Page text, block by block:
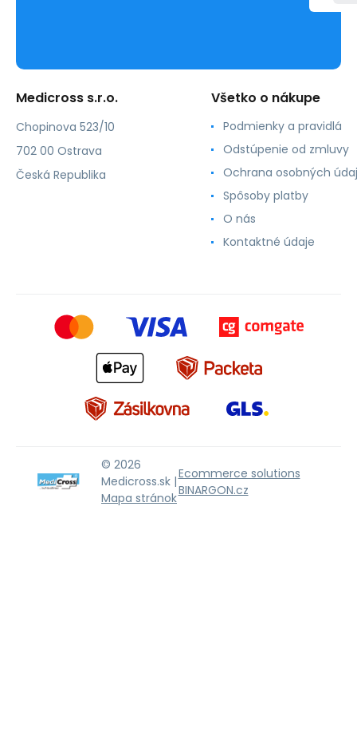
Medicross s.r.o.
Chopinova 523/10
702 00 Ostrava
Česká Republika
Všetko o nákupe
Podmienky a pravidlá
Odstúpenie od zmluvy
Ochrana osobných
Spôsoby platby
O nás
Kontaktné údaje
© 2026
Medicross.sk |
Mapa stránok
Ecommerce solutions
BINARGON.cz